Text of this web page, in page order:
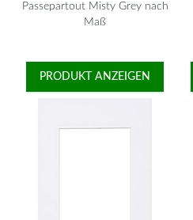
Passepartout Misty Grey nach
Maß
PRODUKT ANZEIGEN